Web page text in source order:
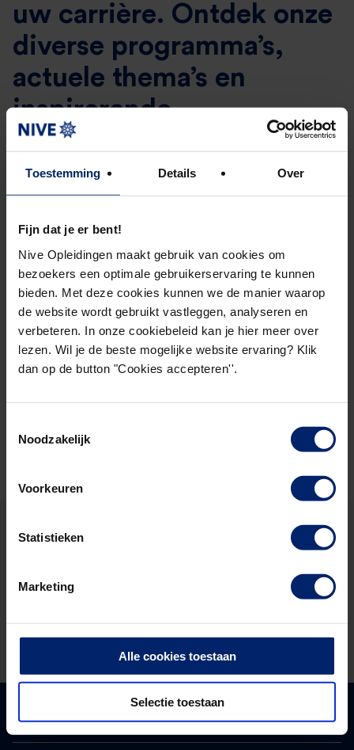
Toestemming Details Over
Fijn dat je er bent!
Nive Opleidingen maakt gebruik van cookies om
bezoekers een optimale gebruikerservaring te kunnen
bieden. Met deze cookies kunnen we de manier waarop
de website wordt gebruikt vastleggen, analyseren en
verbeteren. In onze cookiebeleid kan je hier meer over
lezen. Wil je de beste mogelijke website ervaring? Klik
dan op de button "Cookies accepteren''.
Noodzakelijk
Voorkeuren
Statistieken
Marketing
Alle cookies toestaan
Selectie toestaan
uw carrière. Ontdek onze
diverse programma’s,
actuele thema’s en
inspirerende
succesverhalen van
alumni. Begin uw reis
naar professionele groei
en uitmuntendheid bij
HOFAM.
Persoonlijk advies. Omdat
we weten dat iedereen
info@niveopleidingen.nl
opleidingen
Over ons